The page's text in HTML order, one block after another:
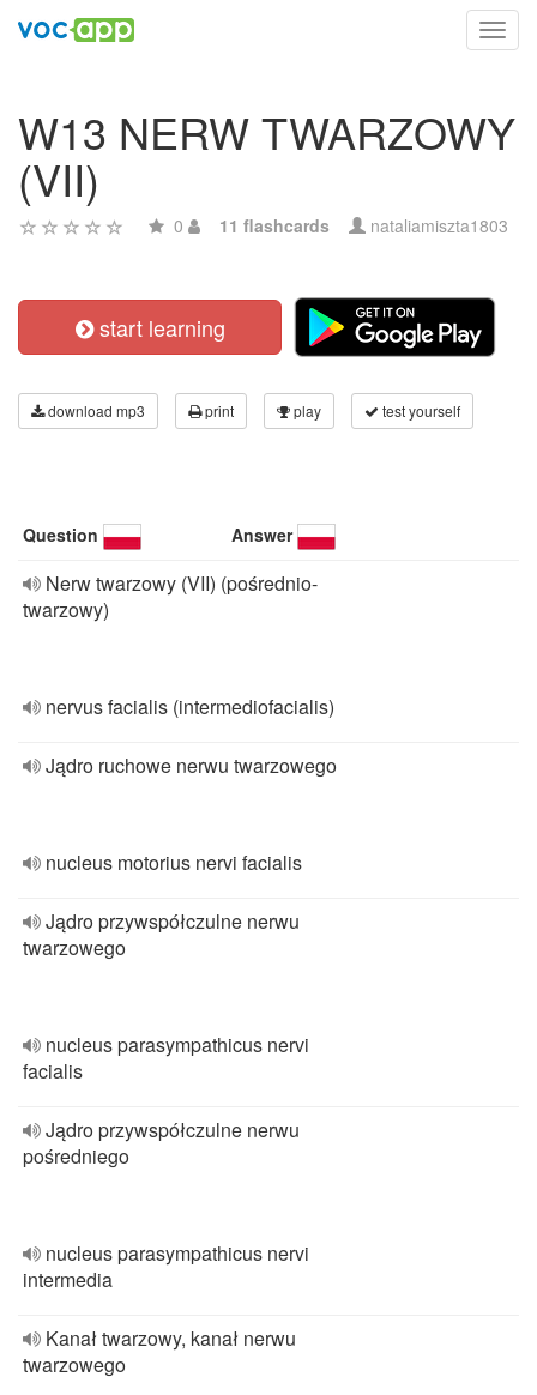
W13 NERW TWARZOWY
(VII)
0 11 flashcards nataliamiszta1803
start learning
download mp3 print play test yourself
Question Answer
Nerw twarzowy (VII) (pośrednio-
twarzowy)
nervus facialis (intermediofacialis)
Jądro ruchowe nerwu twarzowego
nucleus motorius nervi facialis
Jądro przywspółczulne nerwu
twarzowego
nucleus parasympathicus nervi
facialis
Jądro przywspółczulne nerwu
pośredniego
nucleus parasympathicus nervi
intermedia
Kanał twarzowy, kanał nerwu
twarzowego